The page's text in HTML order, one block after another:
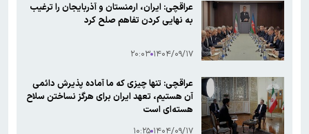
عراقچی: ایران، ارمنستان و آذربایجان را ترغیب
به نهایی کردن تفاهم صلح کرد
۱۴۰۴/۰۹/۱۷ ۲۰:۰۳
عراقچی: تنها چیزی که ما آماده پذیرش دائمی
آن هستیم، تعهد ایران برای هرگز نساختن سلاح
هسته‌ای است
۱۴۰۴/۰۹/۱۷ ۱۰:۲۵